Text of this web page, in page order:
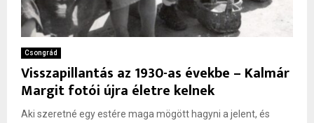
Csongrád
Visszapillantás az 1930-as évekbe – Kalmár
Margit fotói újra életre kelnek
Aki szeretné egy estére maga mögött hagyni a jelent, és